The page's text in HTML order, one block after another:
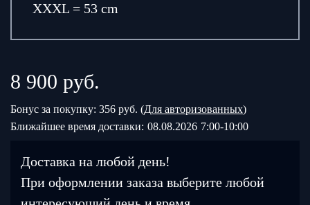
XXXL = 53 cm
8 900 руб.
Бонус за покупку: 356 руб. (Для авторизованных)
Ближайшее время доставки: 08.08.2026 7:00-10:00
Доставка на любой день!
При оформлении заказа выберите любой